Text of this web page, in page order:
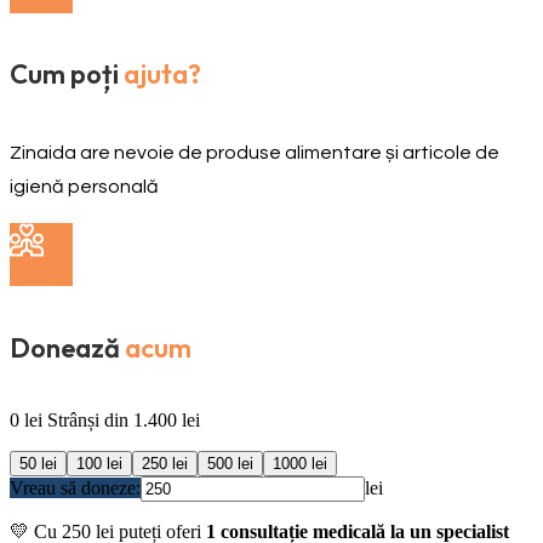
Cum poți ajuta?
Zinaida are nevoie de produse alimentare și articole de
igienă personală
Donează acum
0 lei Strânși din 1.400 lei
50 lei 100 lei 250 lei 500 lei 1000 lei
Vreau să doneze: lei
💛 Cu 250 lei puteți oferi 1 consultație medicală la un specialist